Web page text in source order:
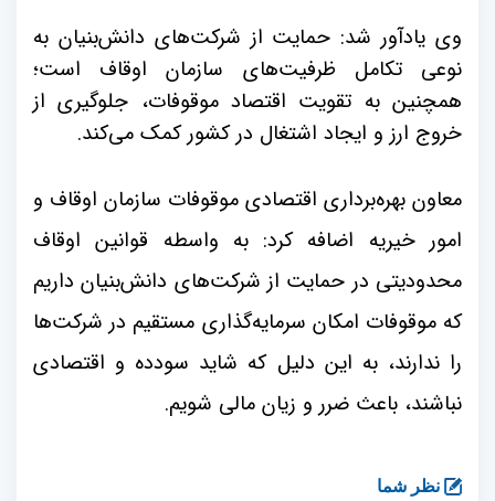
وی یادآور شد: حمایت از شرکت‌های دانش‌بنیان به
نوعی تکامل ظرفیت‌های سازمان اوقاف است؛
همچنین به تقویت اقتصاد موقوفات، جلوگیری از
خروج ارز و ایجاد اشتغال در کشور کمک می‌کند.
معاون بهره‌برداری اقتصادی موقوفات سازمان اوقاف و
امور خیریه اضافه کرد: به واسطه قوانین اوقاف
محدودیتی در حمایت از شرکت‌های دانش‌بنیان داریم
که موقوفات امکان سرمایه‌گذاری مستقیم در شرکت‌ها
را ندارند، به این دلیل که شاید سودده و اقتصادی
نباشند، ‌باعث ضرر و زیان مالی شویم.
نظر شما